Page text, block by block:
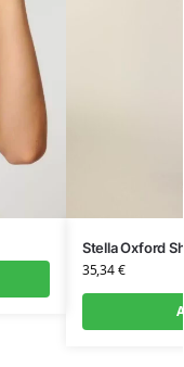
Stella Oxford
35,34€